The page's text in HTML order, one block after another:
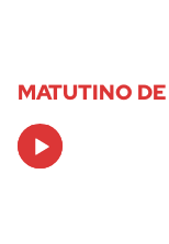
MATUTINO
Audio
Player